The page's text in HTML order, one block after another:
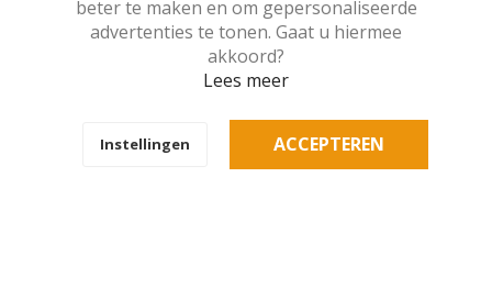
beter te maken en om gepersonaliseerde
advertenties te tonen. Gaat u hiermee
akkoord?
Lees meer
Instellingen ACCEPTEREN
KLANTENBEOORDELING
Copyright © Gerritsma Interieur.